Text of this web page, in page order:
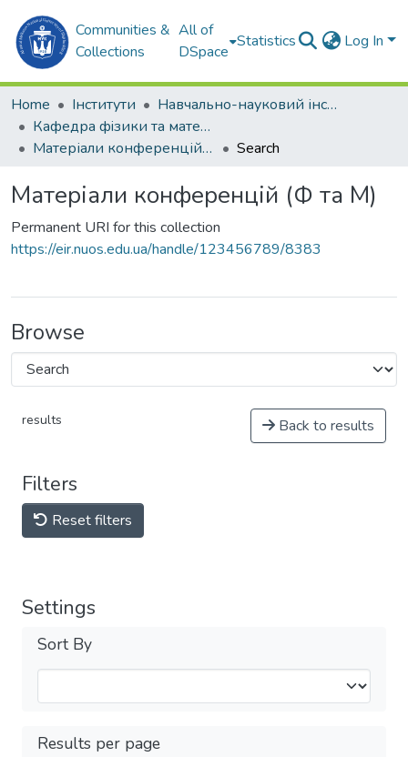
Communities &
Collections
All of
DSpace
Statistics Log In
Home Інститути
Навчально-науковий інститут комп'ютерних наук та управління проектами (ННІКНУП)
Кафедра фiзики та математики (Ф та М))
Матеріали конференцій (Ф та М)
Search
Матеріали конференцій (Ф та М)
Permanent URI for this collection
https://eir.nuos.edu.ua/handle/123456789/8383
Browse
results Back to results
Filters
Reset filters
Settings
Sort By
Results per page